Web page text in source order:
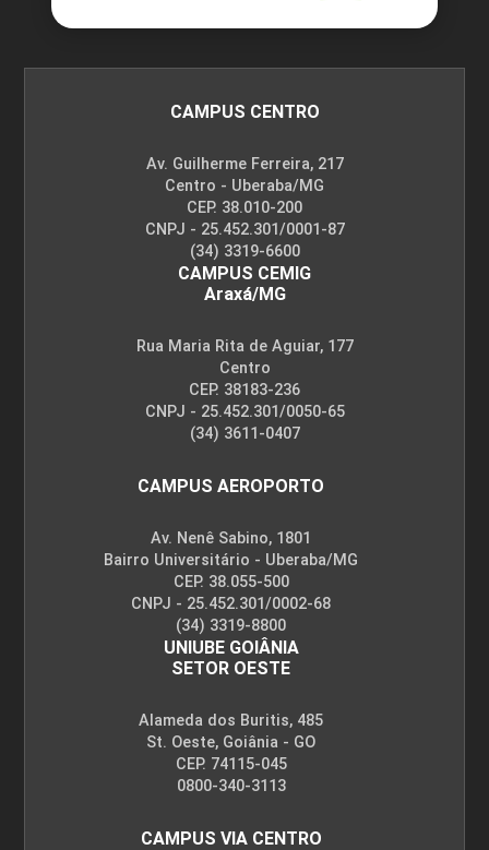
75
75
EXTENSÃO
CAMPUS CENTRO
Av. Guilherme Ferreira, 217
Centro - Uberaba/MG
CEP. 38.010-200
CNPJ - 25.452.301/0001-87
(34) 3319-6600
CAMPUS CEMIG
Araxá/MG
Rua Maria Rita de Aguiar, 177
Centro
CEP. 38183-236
CNPJ - 25.452.301/0050-65
(34) 3611-0407
CAMPUS AEROPORTO
Av. Nenê Sabino, 1801
Bairro Universitário - Uberaba/MG
CEP. 38.055-500
CNPJ - 25.452.301/0002-68
(34) 3319-8800
UNIUBE GOIÂNIA
SETOR OESTE
Alameda dos Buritis, 485
St. Oeste, Goiânia - GO
CEP. 74115-045
0800-340-3113
CAMPUS VIA CENTRO